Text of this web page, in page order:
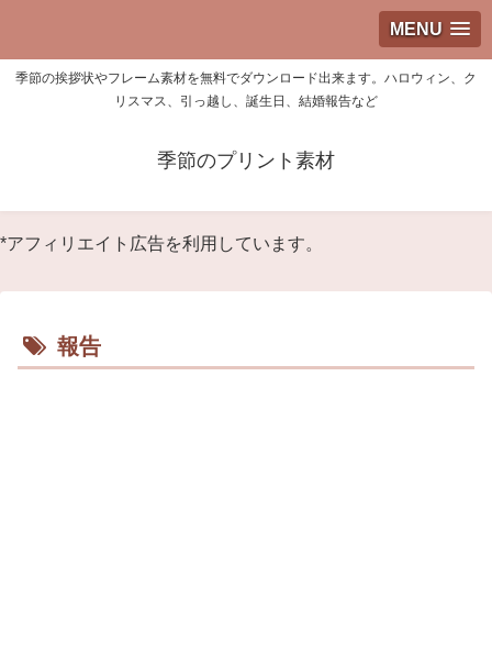
MENU
季節の挨拶状やフレーム素材を無料でダウンロード出来ます。ハロウィン、ク
リスマス、引っ越し、誕生日、結婚報告など
季節のプリント素材
*アフィリエイト広告を利用しています。
報告